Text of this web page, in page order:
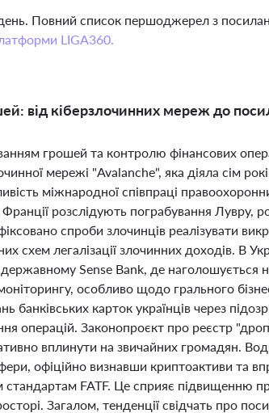
Повний список першоджерел з
LIGA360.
від кіберзлочинних мереж до
грошей та контролю фінансових
мережі "Avalanche", яка діяла сім
міжнародної співпраці
розслідують пограбування Лувру,
спроби злочинців реалізувати
схем легалізації злочинних доходів. В
Sense Bank, де наголошується
особливо щодо грального
карток українців через
операцій. Законопроєкт про реєстр
вплинути на звичайних громадян.
офіційно визнавши криптоактиви та
FATF. Це сприяє підвищенню
Загалом, тенденції свідчать про